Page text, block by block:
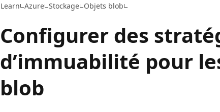
Learn Azure Stockage Objets blob
Configurer des
d’immuabilité pour
blob